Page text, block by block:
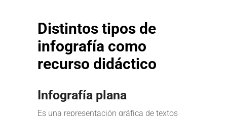
Distintos tipos de
infografía como
recurso didáctico
Infografía plana
Es una representación gráfica de textos